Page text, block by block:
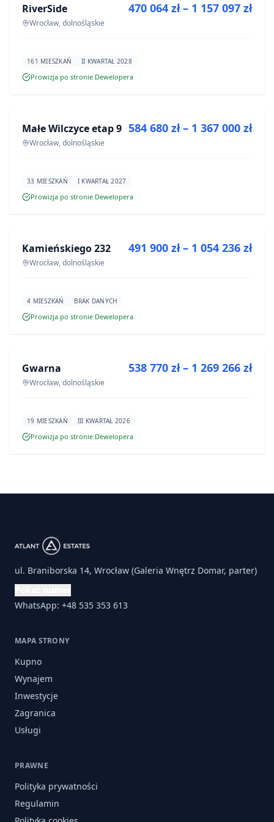
INWESTYCJA
RiverSide
Wrocław, dolnośląskie
470 064 zł – 1 157 097 zł
161 MIESZKAŃ II KWARTAŁ 2028
Prowizja po stronie Dewelopera
INWESTYCJA
Małe Wilczyce etap 9
Wrocław, dolnośląskie
584 680 zł – 1 367 000 zł
33 MIESZKAŃ I KWARTAŁ 2027
Prowizja po stronie Dewelopera
INWESTYCJA
Kamieńskiego 232
Wrocław, dolnośląskie
491 900 zł – 1 054 236 zł
4 MIESZKAŃ BRAK DANYCH
Prowizja po stronie Dewelopera
INWESTYCJA
Gwarna
Wrocław, dolnośląskie
538 770 zł – 1 269 266 zł
19 MIESZKAŃ III KWARTAŁ 2026
Prowizja po stronie Dewelopera
ul. Braniborska 14, Wrocław (Galeria Wnętrz Domar, parter)
WhatsApp: +48 535 353 613
MAPA STRONY
Kupno
Wynajem
Inwestycje
Zagranica
Usługi
PRAWNE
Polityka prywatności
Regulamin